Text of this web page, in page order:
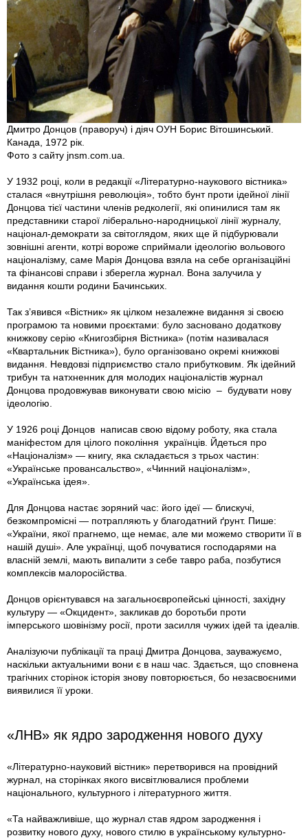
Дмитро Донцов (праворуч) і діяч ОУН Борис Вітошинський.
Канада, 1972 рік.
Фото з сайту jnsm.com.ua.
У 1932 році, коли в редакції «Літературно-наукового вістника»
сталася «внутрішня революція», тобто бунт проти ідейної лінії
Донцова тієї частини членів редколегії, які опинилися там як
представники старої ліберально-народницької лінії журналу,
націонал-демократи за світоглядом, яких ще й підбурювали
зовнішні агенти, котрі вороже сприймали ідеологію вольового
націоналізму, саме Марія Донцова взяла на себе організаційні
та фінансові справи і зберегла журнал. Вона залучила у
видання кошти родини Бачинських.
Так з’явився «Вістник» як цілком незалежне видання зі своєю
програмою та новими проєктами: було засновано додаткову
книжкову серію «Книгозбірня Вістника» (потім називалася
«Квартальник Вістника»), було організовано окремі книжкові
видання. Невдовзі підприємство стало прибутковим. Як ідейний
трибун та натхненник для молодих націоналістів журнал
Донцова продовжував виконувати свою місію – будувати нову
ідеологію.
У 1926 році Донцов написав свою відому роботу, яка стала
маніфестом для цілого покоління українців. Йдеться про
«Націоналізм» — книгу, яка складається з трьох частин:
«Українське провансальство», «Чинний націоналізм»,
«Українська ідея».
Для Донцова настає зоряний час: його ідеї — блискучі,
безкомпромісні — потрапляють у благодатний ґрунт. Пише:
«України, якої прагнемо, ще немає, але ми можемо створити її в
нашій душі». Але українці, щоб почуватися господарями на
власній землі, мають випалити з себе тавро раба, позбутися
комплексів малоросійства.
Донцов орієнтувався на загальноєвропейські цінності, західну
культуру — «Окцидент», закликав до боротьби проти
імперського шовінізму росії, проти засилля чужих ідей та ідеалів.
Аналізуючи публікації та праці Дмитра Донцова, зауважуємо,
наскільки актуальними вони є в наш час. Здається, що сповнена
трагічних сторінок історія знову повторюється, бо незасвоєними
виявилися її уроки.
«ЛНВ» як ядро зародження нового духу
«Літературно-науковий вістник» перетворився на провідний
журнал, на сторінках якого висвітлювалися проблеми
національного, культурного і літературного життя.
«Та найважливіше, що журнал став ядром зародження і
розвитку нового духу, нового стилю в українському культурно-